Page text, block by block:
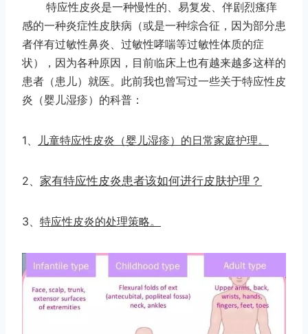
特应性皮炎是一种慢性的、易复发、伴剧烈瘙痒
感的一种炎症性皮肤病（或是一种综合征，因为部分患
者伴有过敏性鼻炎、过敏性哮喘等过敏性体质的症
状），因为各种原因，目前临床上也有越来越多这样的
患者（患儿）就医。此前我也曾写过一些关于特应性皮
炎（婴儿湿疹）的科普：
1、 儿童特应性皮炎（婴儿湿疹）的日常家庭护理。
2、 家有特应性皮炎患者该如何进行皮肤护理？
3、 特应性皮炎的处理策略。